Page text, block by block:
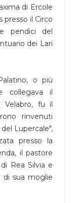
di Ercole
presso il Circo
pendici del
dei Lari
o più
collegava il
Velabro, fu il
rinvenuti
Lupercale",
presso la
il pastore
Rea Silvia e
di sua moglie